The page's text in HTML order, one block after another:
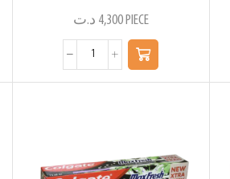
4,300 د.ت PIECE